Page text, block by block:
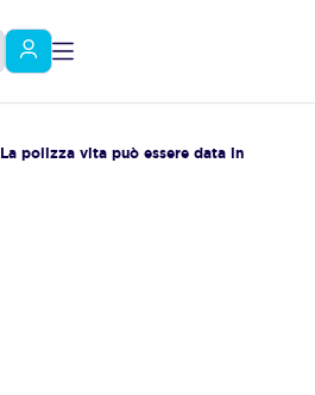
La polizza vita può essere data in